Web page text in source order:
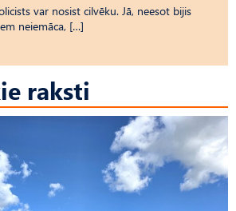
var nosist cilvēku. Jā, neesot bijis
neiemāca, […]
raksti